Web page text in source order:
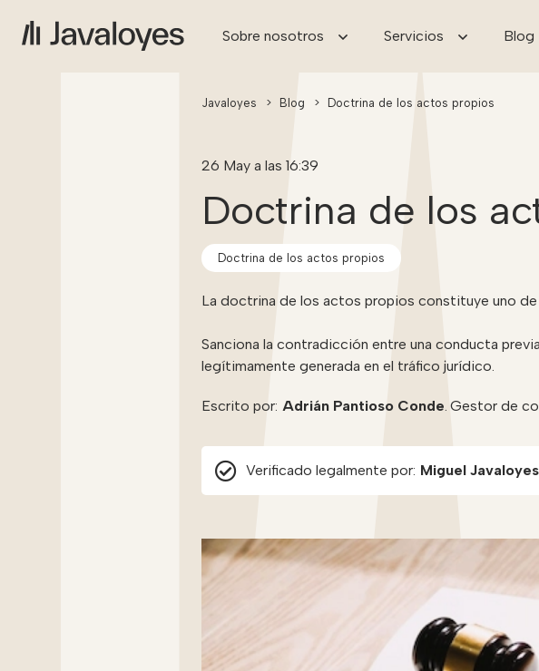
Sobre nosotros Servicios Blog
Javaloyes > Blog > Doctrina de los actos propios
26 May a las 16:39
Doctrina de los
Doctrina de los actos propios
La doctrina de los actos propios constituye uno
Sanciona la contradicción entre una conducta
legítimamente generada en el tráfico jurídico.
Escrito por: Adrián Pantioso Conde Gestor de
Verificado legalmente por: Miguel